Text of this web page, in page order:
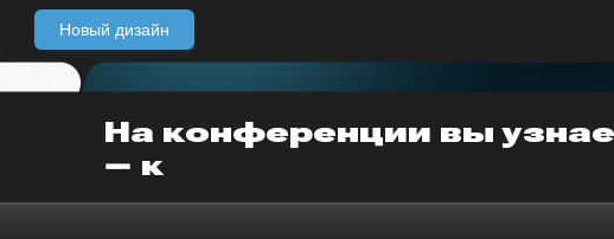
Новый дизайн